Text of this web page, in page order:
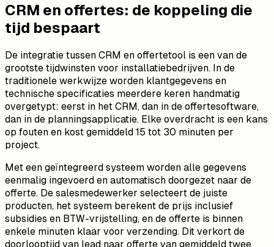
CRM en offertes: de koppeling die
tijd bespaart
De integratie tussen CRM en offertetool is een van de
grootste tijdwinsten voor installatiebedrijven. In de
traditionele werkwijze worden klantgegevens en
technische specificaties meerdere keren handmatig
overgetypt: eerst in het CRM, dan in de offertesoftware,
dan in de planningsapplicatie. Elke overdracht is een kans
op fouten en kost gemiddeld 15 tot 30 minuten per
project.
Met een geïntegreerd systeem worden alle gegevens
eenmalig ingevoerd en automatisch doorgezet naar de
offerte. De salesmedewerker selecteert de juiste
producten, het systeem berekent de prijs inclusief
subsidies en BTW-vrijstelling, en de offerte is binnen
enkele minuten klaar voor verzending. Dit verkort de
doorlooptijd van lead naar offerte van gemiddeld twee